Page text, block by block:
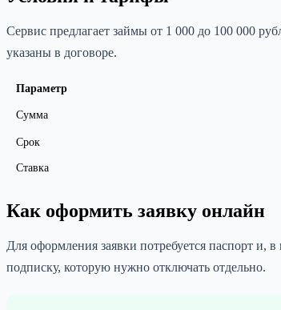
Сервис предлагает займы от 1 000 до 100 000
указаны в договоре.
Параметр
Сумма
Срок
Ставка
Как оформить заявку онлайн
Для оформления заявки потребуется паспорт и,
подписку, которую нужно отключать отдельно.